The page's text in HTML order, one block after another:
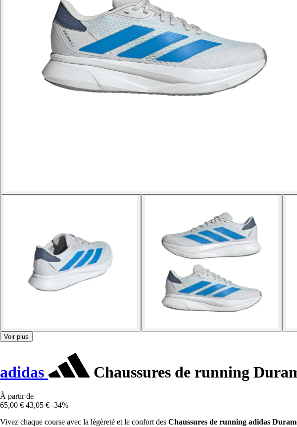
Voir plus
adidas Chaussures de running
À partir de
65,00 € 43,05 € -34%
Vivez chaque course avec la légèreté et le confort des Chaussures de running adidas